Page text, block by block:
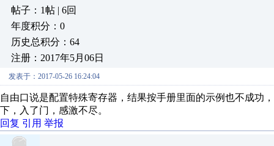
帖子：1帖 | 6回
年度积分：0
历史总积分：64
注册：2017年5月06日
发表于：2017-05-26 16:24:04
自由口说是配置特殊寄存器，结果按手册里面的示例也不成功
下，入了门，感激不尽。
回复 引用 举报